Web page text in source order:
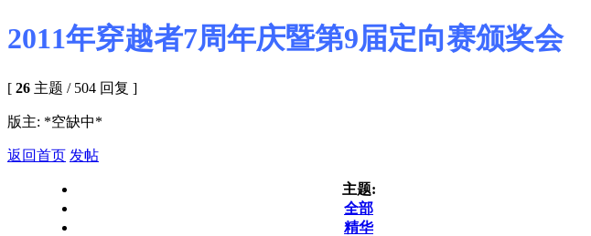
2011年穿越者7周年庆暨第9届定向赛颁奖会
[ 26 主题 / 504 回复 ]
版主: *空缺中*
返回首页 发帖
主题:
全部
精华